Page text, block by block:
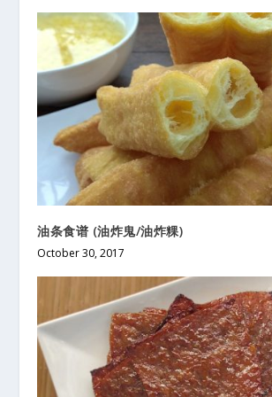
油条食谱 (油炸鬼/油炸粿)
October 30, 2017